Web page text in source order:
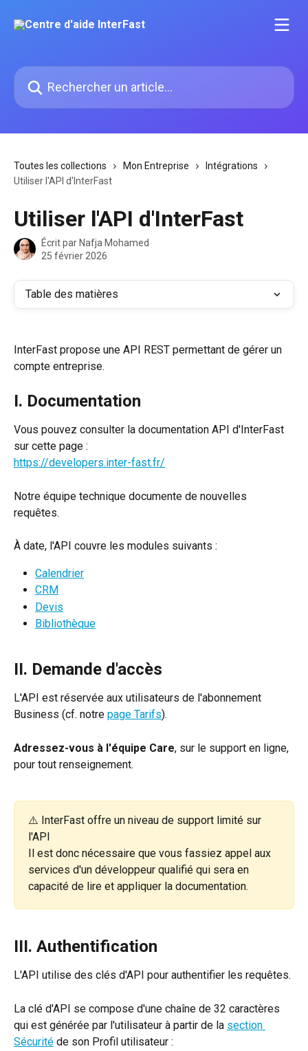
Rechercher un article...
Toutes les collections Mon Entreprise
Intégrations
Utiliser l'API d'InterFast
Utiliser l'API d'InterFast
Écrit par Nafja Mohamed
25 février 2026
Table des matières
InterFast propose une API REST permettant de gérer un
compte entreprise.
I. Documentation
Vous pouvez consulter la documentation API d'InterFast
sur cette page :
https://developers.inter-fast.fr/
Notre équipe technique documente de nouvelles
requêtes.
À date, l'API couvre les modules suivants :
Calendrier
CRM
Devis
Bibliothèque
II. Demande d'accès
L'API est réservée aux utilisateurs de l'abonnement
Business (cf. notre page Tarifs).
Adressez-vous à l'équipe Care, sur le support en ligne,
pour tout renseignement.
⚠️ InterFast offre un niveau de support limité sur
l'API
﻿Il est donc nécessaire que vous fassiez appel aux
services d'un développeur qualifié qui sera en
capacité de lire et appliquer la documentation.
III. Authentification
L'API utilise des clés d'API pour authentifier les requêtes.
La clé d'API se compose d'une chaîne de 32 caractères
qui est générée par l'utilisateur à partir de la section
Sécurité de son Profil utilisateur :